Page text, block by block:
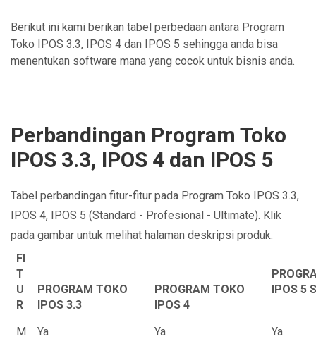
Berikut ini kami berikan tabel perbedaan antara Program
Toko IPOS 3.3, IPOS 4 dan IPOS 5 sehingga anda bisa
menentukan software mana yang cocok untuk bisnis anda.
Perbandingan Program Toko
IPOS 3.3, IPOS 4 dan IPOS 5
Tabel perbandingan fitur-fitur pada Program Toko IPOS 3.3,
IPOS 4, IPOS 5 (Standard - Profesional - Ultimate). Klik
pada gambar untuk melihat halaman deskripsi produk.
FI
T
U
R
PROGRAM TOKO
IPOS 3.3
PROGRAM TOKO
IPOS 4
IPOS 5
M
Ya Ya Ya